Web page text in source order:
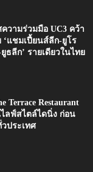
วามร่วมมือ UC3 คว้า
แชมเปี้ยนส์ลีก-ยูโร
ธลีก’ รายเดียวในไทย
Terrace Restaurant
ลฟ์สไตล์ไดนิ่ง ก่อน
ประเทศ